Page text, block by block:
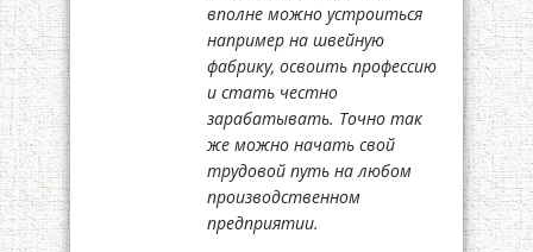
вполне можно устроиться
например на швейную
фабрику, освоить профессию
и стать честно
зарабатывать. Точно так
же можно начать свой
трудовой путь на любом
производственном
предприятии.